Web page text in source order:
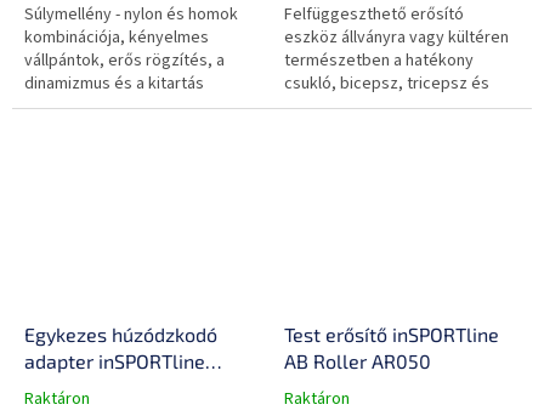
0,0
csillag.
Súlymellény - nylon és homok
kombinációja, kényelmes
vállpántok, erős rögzítés, a
dinamizmus és a kitartás
fejlesztéséhez, 5 kg.
0,0
csillag.
Felfüggeszthető erősító
eszköz állványra vagy kültéren
természetben a hatékony
csukló, bicepsz, tricepsz és
markolás erősítésére.
Egykezes húzódzkodó
adapter inSPORTline
Single
A
Raktáron
Test erősítő inSPORTline
AB Roller AR050
A
Raktáron